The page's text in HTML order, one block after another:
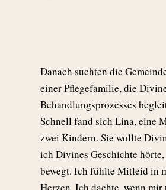
Danach suchten die
einer Pflegefamilie, die
Behandlungsprozesses
Schnell fand sich Lina, eine
zwei Kindern. Sie wollte
ich Divines Geschichte
bewegt. Ich fühlte Mitleid in